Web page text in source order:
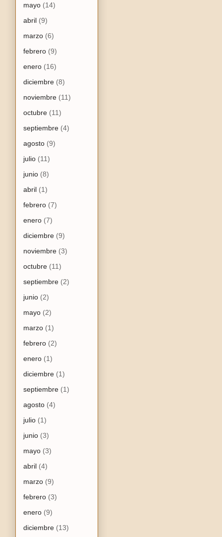
mayo (14)
abril (9)
marzo (6)
febrero (9)
enero (16)
diciembre (8)
noviembre (11)
octubre (11)
septiembre (4)
agosto (9)
julio (11)
junio (8)
abril (1)
febrero (7)
enero (7)
diciembre (9)
noviembre (3)
octubre (11)
septiembre (2)
junio (2)
mayo (2)
marzo (1)
febrero (2)
enero (1)
diciembre (1)
septiembre (1)
agosto (4)
julio (1)
junio (3)
mayo (3)
abril (4)
marzo (9)
febrero (3)
enero (9)
diciembre (13)